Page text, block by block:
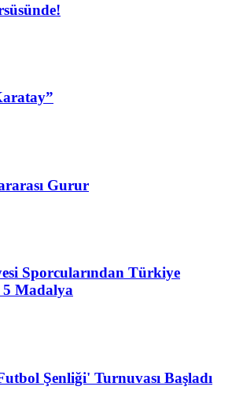
Gurur
Sporcularından Türkiye
5 Madalya
Şenliği' Turnuvası Başladı